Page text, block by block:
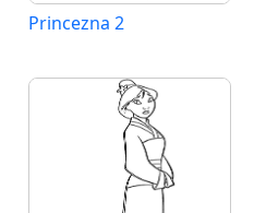
Princezna 2